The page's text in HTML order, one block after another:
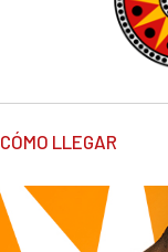
CÓMO LLEGAR